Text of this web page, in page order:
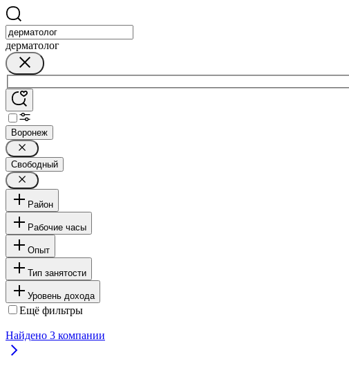
дерматолог
Воронеж
Свободный
Район
Рабочие часы
Опыт
Тип занятости
Уровень дохода
Ещё фильтры
Найдено 3 компании